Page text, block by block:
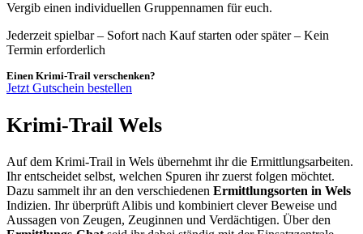
Vergib einen individuellen Gruppennamen für euch.
Jederzeit spielbar – Sofort nach Kauf starten oder später – Kein
Termin erforderlich
Einen Krimi-Trail verschenken?
Jetzt Gutschein bestellen
Krimi-Trail Wels
Auf dem Krimi-Trail in Wels übernehmt ihr die Ermittlungsarbeiten.
Ihr entscheidet selbst, welchen Spuren ihr zuerst folgen möchtet.
Dazu sammelt ihr an den verschiedenen Ermittlungsorten in Wels
Indizien. Ihr überprüft Alibis und kombiniert clever Beweise und
Aussagen von Zeugen, Zeuginnen und Verdächtigen. Über den